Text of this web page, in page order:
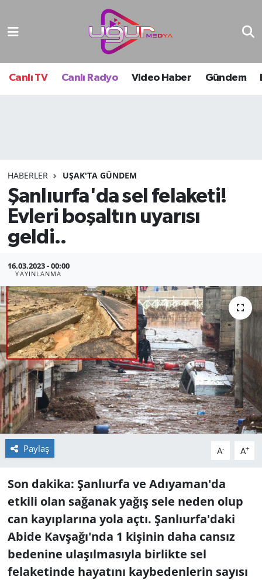
Canlı TV Canlı Radyo Video Haber Gündem
HABERLER UŞAK'TA GÜNDEM
Şanlıurfa'da sel felaketi!
Evleri boşaltın uyarısı
geldi..
16.03.2023 - 00:00
YAYINLANMA
Paylaş A- A+
Son dakika: Şanlıurfa ve Adıyaman'da
etkili olan sağanak yağış sele neden olup
can kayıplarına yola açtı. Şanlıurfa'daki
Abide Kavşağı'nda 1 kişinin daha cansız
bedenine ulaşılmasıyla birlikte sel
felaketinde hayatını kaybedenlerin sayısı
Nöbetçi Eczaneler
Hava Durumu
Tüm Manşetler
Son Dakika Haberleri